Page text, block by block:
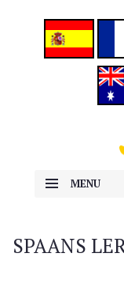
Vertrek
MENU
SPAANS